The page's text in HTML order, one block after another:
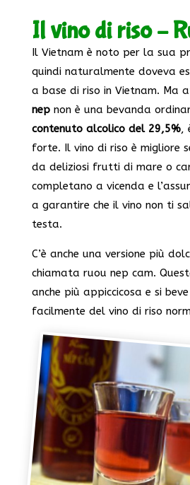
Il vino di riso –
Il Vietnam è noto per la sua
quindi naturalmente doveva
a base di riso in Vietnam. Ma
nepnon è una bevanda
contenuto alcolico del 29,5%,
forte. Il vino di riso è migliore
da deliziosi frutti di mare o
completano a vicenda e
a garantire che il vino non ti
testa.
C’è anche una versione più
chiamata ruou nep cam.
anche più appiccicosa e si
facilmente del vino di riso